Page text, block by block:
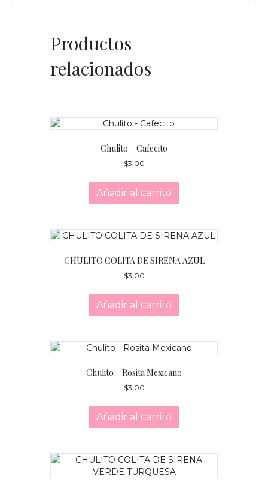
Productos
relacionados
Chulito – Cafecito
$3.00
Añadir al carrito
CHULITO COLITA DE SIRENA AZUL
$3.00
Añadir al carrito
Chulito – Rosita Mexicano
$3.00
Añadir al carrito